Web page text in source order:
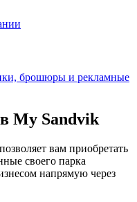
брошюры и рекламные
My Sandvik
вам приобретать
своего парка
напрямую через